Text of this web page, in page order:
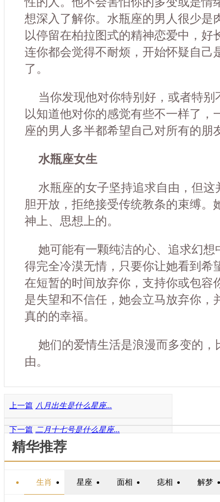
想深入了解你。水瓶座的男人很少是
以停留在柏拉图式的精神恋爱中，好
连你都会觉得不耐烦，开始怀疑自己
了。
当你发现他对你特别好，或者特
以知道他对你的感觉有些不一样了，
座的男人多半都希望自己对所有的朋
水瓶座女生
水瓶座的女子坚持追求自由，但这
胆开放，拒绝接受传统教条的束缚。
神上、思想上的。
她可能有一颗纯洁的心、追求幻想
得完全冷漠无情，只要你让她看到希
在短暂的时间放弃你，支持你或包容
是失望和不信任，她会立马放弃你，
真的的幸福。
她们的爱情生活是浪漫而多变的，
由。
上一篇 八月出生是什么星座...
下一篇 二月十七号是什么星座...
精华推荐
生肖 星座 面相 痣相 解梦